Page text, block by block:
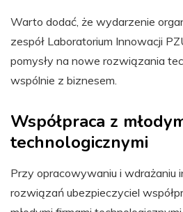
Warto dodać, że wydarzenie
zespół Laboratorium Innowacji
pomysły na nowe rozwiązania
wspólnie z biznesem.
Współpraca z
technologicznymi
Przy opracowywaniu i wdrażaniu
rozwiązań ubezpieczyciel